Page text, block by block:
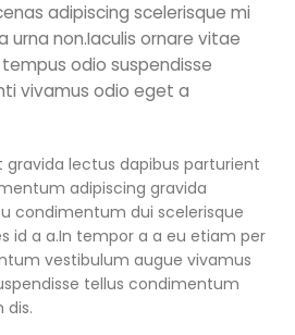
adipiscing scelerisque mi
urna non.Iaculis ornare vitae
odio suspendisse
vivamus odio eget a
lectus dapibus parturient
adipiscing gravida
condimentum dui scelerisque
id a a.In tempor a a eu etiam per
vestibulum augue vivamus
tellus condimentum
dis.